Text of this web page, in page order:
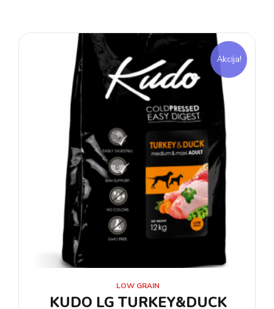
Akcija!
LOW GRAIN
KUDO LG TURKEY&DUCK